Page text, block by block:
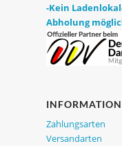
-Kein
Abholung
Zahlungsarten
Versandarten